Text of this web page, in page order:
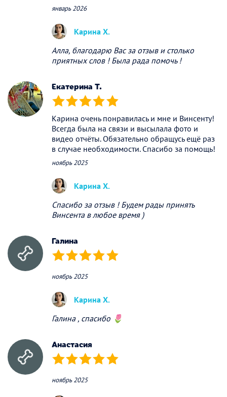
январь 2026
Карина Х.
Алла, благодарю Вас за отзыв и столько
приятных слов ! Была рада помочь !
Екатерина Т.
(*) (*) (*) (*) (*)
Карина очень понравилась и мне и Винсенту!
Всегда была на связи и высылала фото и
видео отчёты. Обязательно обращусь ещё раз
в случае необходимости. Спасибо за помощь!
ноябрь 2025
Карина Х.
Спасибо за отзыв ! Будем рады принять
Винсента в любое время )
Галина
(*) (*) (*) (*) (*)
ноябрь 2025
Карина Х.
Галина , спасибо 🌷
Анастасия
(*) (*) (*) (*) (*)
ноябрь 2025